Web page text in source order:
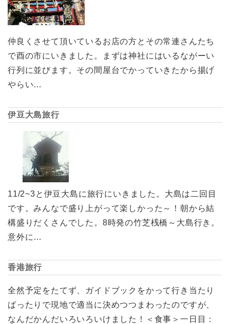
仲良くさせて頂いているお店の方とその常連さんたち
で酉の市にいきました。まずは神社にはいるながーい
行列に並びます。その間屋台でかっていきたから揚げ
やらい…
伊豆大島旅行
11/2~3と伊豆大島に旅行にいきました。大島は二回目
です。みんなで盛り上がって楽しかった～！朝から結
構盛りだくさんでした。8時発の竹芝桟橋～大島行き。
意外に…
香港旅行
全然予定をたてず、ガイドブックをかって行き当たり
ばったりで現地で適当に決めつつまわったのですが、
なんだかんだいろいろいけました！＜食事＞一日目：